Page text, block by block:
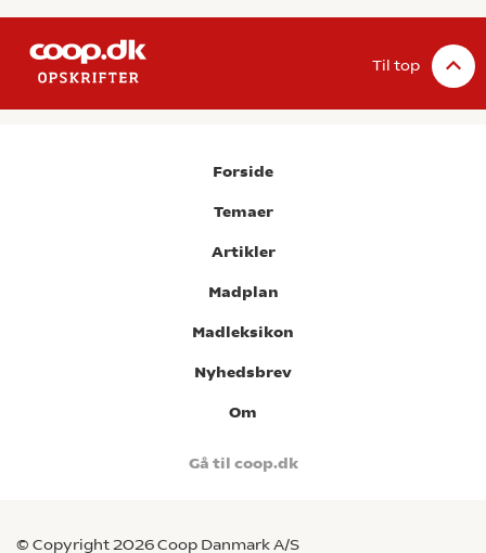
Til top
Forside
Temaer
Artikler
Madplan
Madleksikon
Nyhedsbrev
Om
Gå til coop.dk
© Copyright 2026 Coop Danmark A/S